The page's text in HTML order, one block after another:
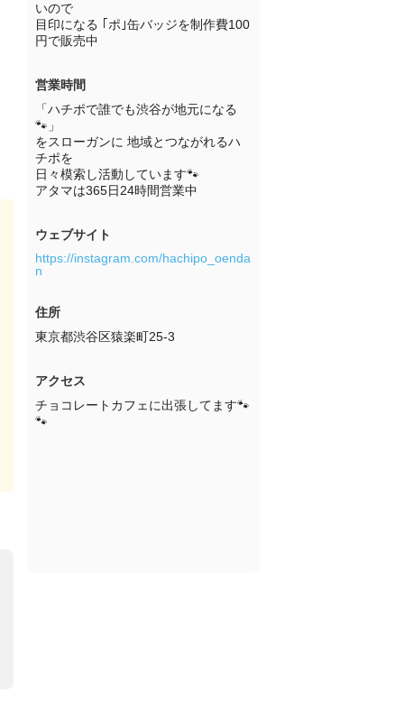
いので
目印になる ｢ポ｣缶バッジを制作費100
円で販売中
営業時間
「ハチポで誰でも渋谷が地元になる
🐾」
をスローガンに 地域とつながれるハ
チポを
日々模索し活動しています🐾
アタマは365日24時間営業中
ウェブサイト
https://instagram.com/hachipo_oenda
n
住所
東京都渋谷区猿楽町25-3
アクセス
チョコレートカフェに出張してます🐾
🐾